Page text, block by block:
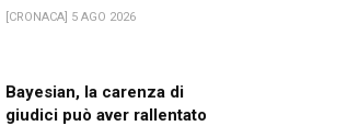
[CRONACA] 5 AGO 2026
Bayesian, la carenza di
giudici può aver rallentato